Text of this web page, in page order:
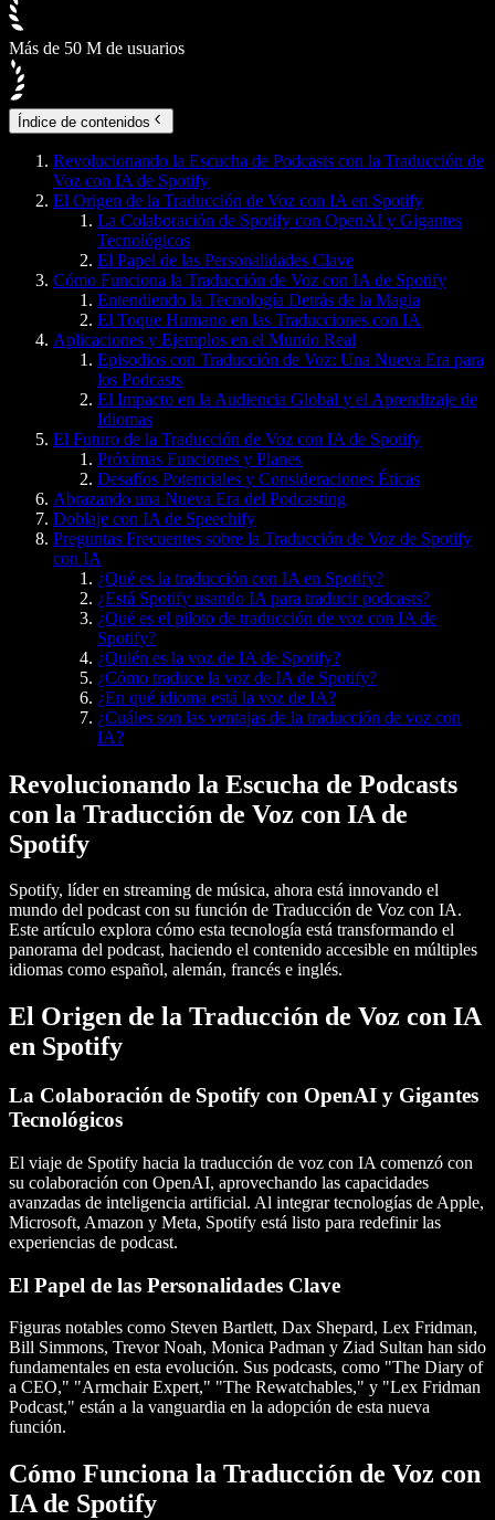
Más de 50 M de usuarios
Índice de contenidos
Revolucionando la Escucha de Podcasts con la Traducción de
Voz con IA de Spotify
El Origen de la Traducción de Voz con IA en Spotify
La Colaboración de Spotify con OpenAI y Gigantes
Tecnológicos
El Papel de las Personalidades Clave
Cómo Funciona la Traducción de Voz con IA de Spotify
Entendiendo la Tecnología Detrás de la Magia
El Toque Humano en las Traducciones con IA
Aplicaciones y Ejemplos en el Mundo Real
Episodios con Traducción de Voz: Una Nueva Era para
los Podcasts
El Impacto en la Audiencia Global y el Aprendizaje de
Idiomas
El Futuro de la Traducción de Voz con IA de Spotify
Próximas Funciones y Planes
Desafíos Potenciales y Consideraciones Éticas
Abrazando una Nueva Era del Podcasting
Doblaje con IA de Speechify
Preguntas Frecuentes sobre la Traducción de Voz de Spotify
con IA
¿Qué es la traducción con IA en Spotify?
¿Está Spotify usando IA para traducir podcasts?
¿Qué es el piloto de traducción de voz con IA de
Spotify?
¿Quién es la voz de IA de Spotify?
¿Cómo traduce la voz de IA de Spotify?
¿En qué idioma está la voz de IA?
¿Cuáles son las ventajas de la traducción de voz con
IA?
Revolucionando la Escucha de Podcasts
con la Traducción de Voz con IA de
Spotify
Spotify, líder en streaming de música, ahora está innovando el
mundo del podcast con su función de Traducción de Voz con IA.
Este artículo explora cómo esta tecnología está transformando el
panorama del podcast, haciendo el contenido accesible en múltiples
idiomas como español, alemán, francés e inglés.
El Origen de la Traducción de Voz con IA
en Spotify
La Colaboración de Spotify con OpenAI y Gigantes
Tecnológicos
El viaje de Spotify hacia la traducción de voz con IA comenzó con
su colaboración con OpenAI, aprovechando las capacidades
avanzadas de inteligencia artificial. Al integrar tecnologías de Apple,
Microsoft, Amazon y Meta, Spotify está listo para redefinir las
experiencias de podcast.
El Papel de las Personalidades Clave
Figuras notables como Steven Bartlett, Dax Shepard, Lex Fridman,
Bill Simmons, Trevor Noah, Monica Padman y Ziad Sultan han sido
fundamentales en esta evolución. Sus podcasts, como "The Diary of
a CEO," "Armchair Expert," "The Rewatchables," y "Lex Fridman
Podcast," están a la vanguardia en la adopción de esta nueva
función.
Cómo Funciona la Traducción de Voz con
IA de Spotify